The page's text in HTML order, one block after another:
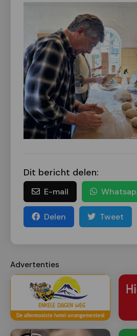
Dit bericht delen:
E-mail
Delen Tweet
Advertenties